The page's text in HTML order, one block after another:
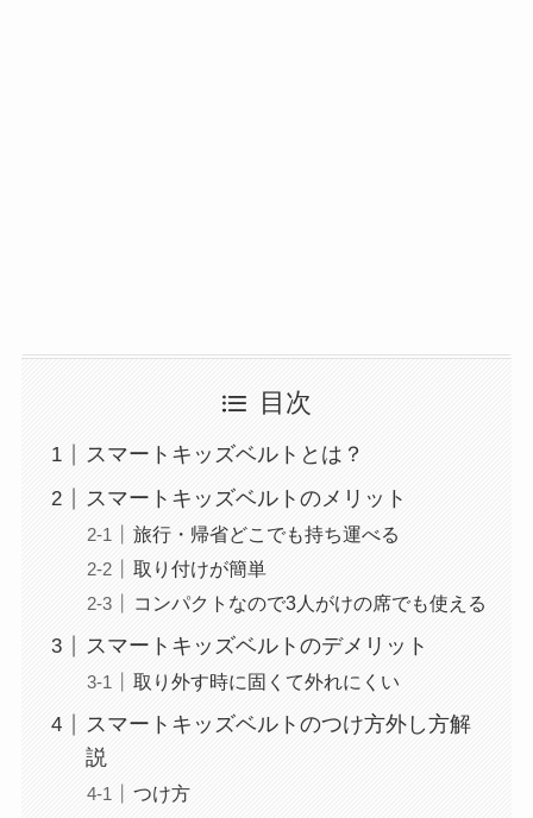
目次
スマートキッズベルトとは？
スマートキッズベルトのメリット
旅行・帰省どこでも持ち運べる
取り付けが簡単
コンパクトなので3人がけの席でも使える
スマートキッズベルトのデメリット
取り外す時に固くて外れにくい
スマートキッズベルトのつけ方外し方解
説
つけ方